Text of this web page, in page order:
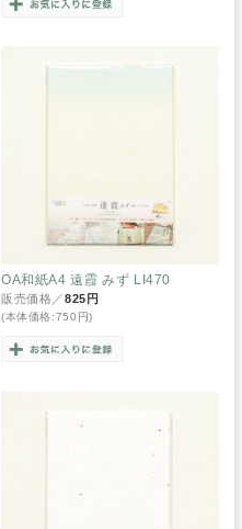
OA和紙A4 遠霞 みず LI470
販売価格／825円
(本体価格:750円)